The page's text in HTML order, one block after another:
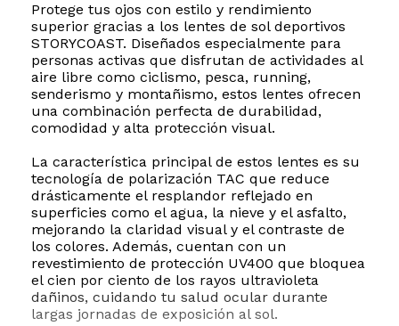
Protege tus ojos con estilo y rendimiento
superior gracias a los lentes de sol deportivos
STORYCOAST. Diseñados especialmente para
personas activas que disfrutan de actividades al
aire libre como ciclismo, pesca, running,
senderismo y montañismo, estos lentes ofrecen
una combinación perfecta de durabilidad,
comodidad y alta protección visual.
La característica principal de estos lentes es su
tecnología de polarización TAC que reduce
drásticamente el resplandor reflejado en
superficies como el agua, la nieve y el asfalto,
mejorando la claridad visual y el contraste de
los colores. Además, cuentan con un
revestimiento de protección UV400 que bloquea
el cien por ciento de los rayos ultravioleta
dañinos, cuidando tu salud ocular durante
largas jornadas de exposición al sol.